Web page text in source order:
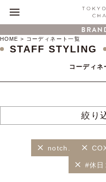
HOME コーディネート一覧
STAFF STYLING
コーディネ
絞り
notch.
#休日